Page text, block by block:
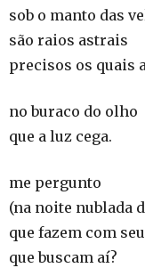
sob o manto das
são raios astrais
precisos os quais
no buraco do olho
que a luz cega.
me pergunto
(na noite nublada
que fazem com
que buscam aí?